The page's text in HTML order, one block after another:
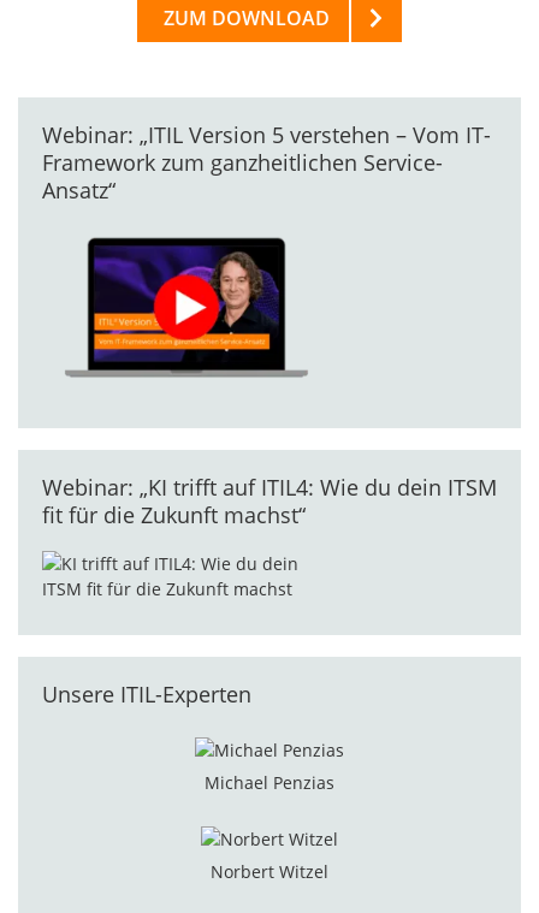
ZUM DOWNLOAD
Webinar: „ITIL Version 5 verstehen – Vom IT-
Framework zum ganzheitlichen Service-
Ansatz“
Webinar: „KI trifft auf ITIL4: Wie du dein ITSM
fit für die Zukunft machst“
Unsere ITIL-Experten
Michael Penzias
Norbert Witzel